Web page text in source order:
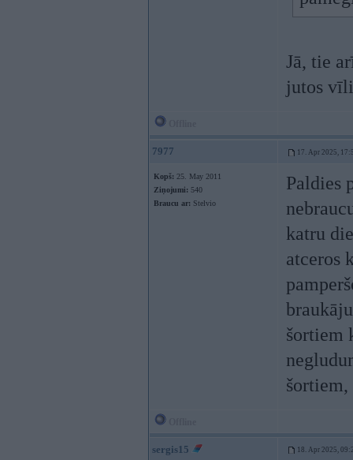
Jā, tie
jutos
7977 17. Apr 2025,
Kopš: 25. May 2011
Ziņojumi: 540
Braucu ar: Stelvio
Paldies
katru
atceros
šortiem
sergis15 18. Apr 2025,